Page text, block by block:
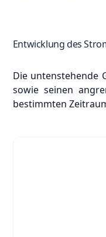
Entwicklung des
Die untenstehende
sowie seinen
bestimmten